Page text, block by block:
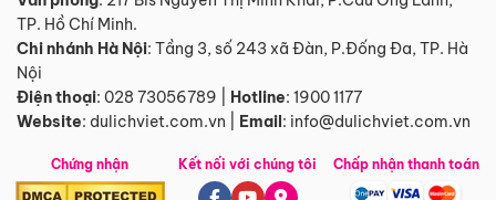
TP. Hồ Chí Minh.
Chi nhánh Hà Nội: Tầng 3, số 243 xã Đàn, P.Đống Đa, TP. Hà
Nội
Điện thoại: 028 73056789 Hotline: 1900 1177
Website: dulichviet.com.vn Email: info@dulichviet.com.vn
Chứng nhận Kết nối với chúng tôi Chấp nhận thanh toán